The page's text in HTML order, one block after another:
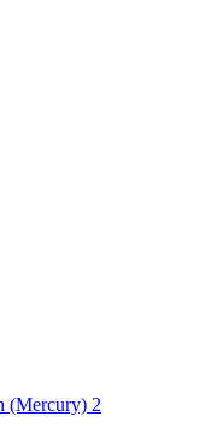
(Mercury) 2